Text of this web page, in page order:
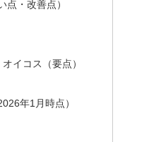
点・改善点）
イコス（要点）
年1月時点）